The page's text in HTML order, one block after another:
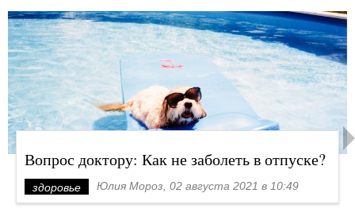
Вопрос доктору: Как не заболеть в отпуске?
здоровье Юлия Мороз, 02 августа 2021 в 10:49